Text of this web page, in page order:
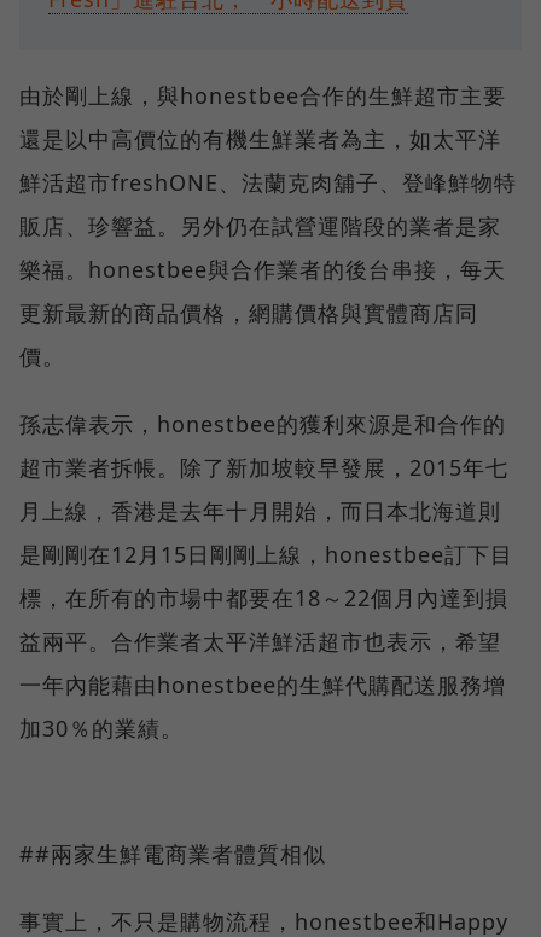
由於剛上線，與honestbee合作的生鮮超市主要
還是以中高價位的有機生鮮業者為主，如太平洋
鮮活超市freshONE、法蘭克肉舖子、登峰鮮物特
販店、珍響益。另外仍在試營運階段的業者是家
樂福。honestbee與合作業者的後台串接，每天
更新最新的商品價格，網購價格與實體商店同
價。
孫志偉表示，honestbee的獲利來源是和合作的
超市業者拆帳。除了新加坡較早發展，2015年七
月上線，香港是去年十月開始，而日本北海道則
是剛剛在12月15日剛剛上線，honestbee訂下目
標，在所有的市場中都要在18～22個月內達到損
益兩平。合作業者太平洋鮮活超市也表示，希望
一年內能藉由honestbee的生鮮代購配送服務增
加30％的業績。
##兩家生鮮電商業者體質相似
事實上，不只是購物流程，honestbee和Happy